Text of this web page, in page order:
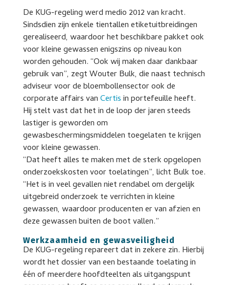
De KUG-regeling werd medio 2012 van kracht.
Sindsdien zijn enkele tientallen etiketuitbreidingen
gerealiseerd, waardoor het beschikbare pakket ook
voor kleine gewassen enigszins op niveau kon
worden gehouden. “Ook wij maken daar dankbaar
gebruik van”, zegt Wouter Bulk, die naast technisch
adviseur voor de bloembollensector ook de
corporate affairs vanCertisin portefeuille heeft.
Hij stelt vast dat het in de loop der jaren steeds
lastiger is geworden om
gewasbeschermingsmiddelen toegelaten te krijgen
voor kleine gewassen.
“Dat heeft alles te maken met de sterk opgelopen
onderzoekskosten voor toelatingen”, licht Bulk toe.
“Het is in veel gevallen niet rendabel om dergelijk
uitgebreid onderzoek te verrichten in kleine
gewassen, waardoor producenten er van afzien en
deze gewassen buiten de boot vallen.”
Werkzaamheid en gewasveiligheid
De KUG-regeling repareert dat in zekere zin. Hierbij
wordt het dossier van een bestaande toelating in
één of meerdere hoofdteelten als uitgangspunt